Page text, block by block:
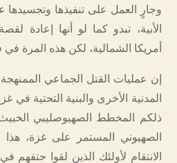
وجارٍ العمل على تنفيذها
الأبية، تبدو كما لو أنها إعادة
أمريكا الشمالية، لكن هذه المرة
إن عمليات القتل الجماعي
المدنية الأخرى والبنية التحتية
ذلكم المخطط الصهيوصليبي
الصهيوني المستمر على غزة،
الانتقام لأولئك الذين لقوا حتفهم